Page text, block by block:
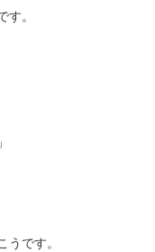
。
うです。